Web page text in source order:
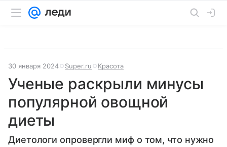
30 января 2024 Super.ru Красота
Ученые раскрыли минусы
популярной овощной
диеты
Диетологи опровергли миф о том, что нужно